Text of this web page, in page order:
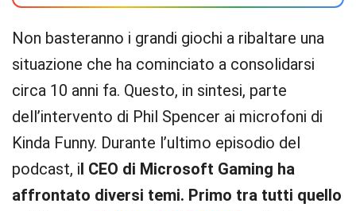
Non basteranno i grandi giochi a ribaltare una
situazione che ha cominciato a consolidarsi
circa 10 anni fa. Questo, in sintesi, parte
dell’intervento di Phil Spencer ai microfoni di
Kinda Funny. Durante l’ultimo episodio del
podcast, il CEO di Microsoft Gaming ha
affrontato diversi temi. Primo tra tutti quello